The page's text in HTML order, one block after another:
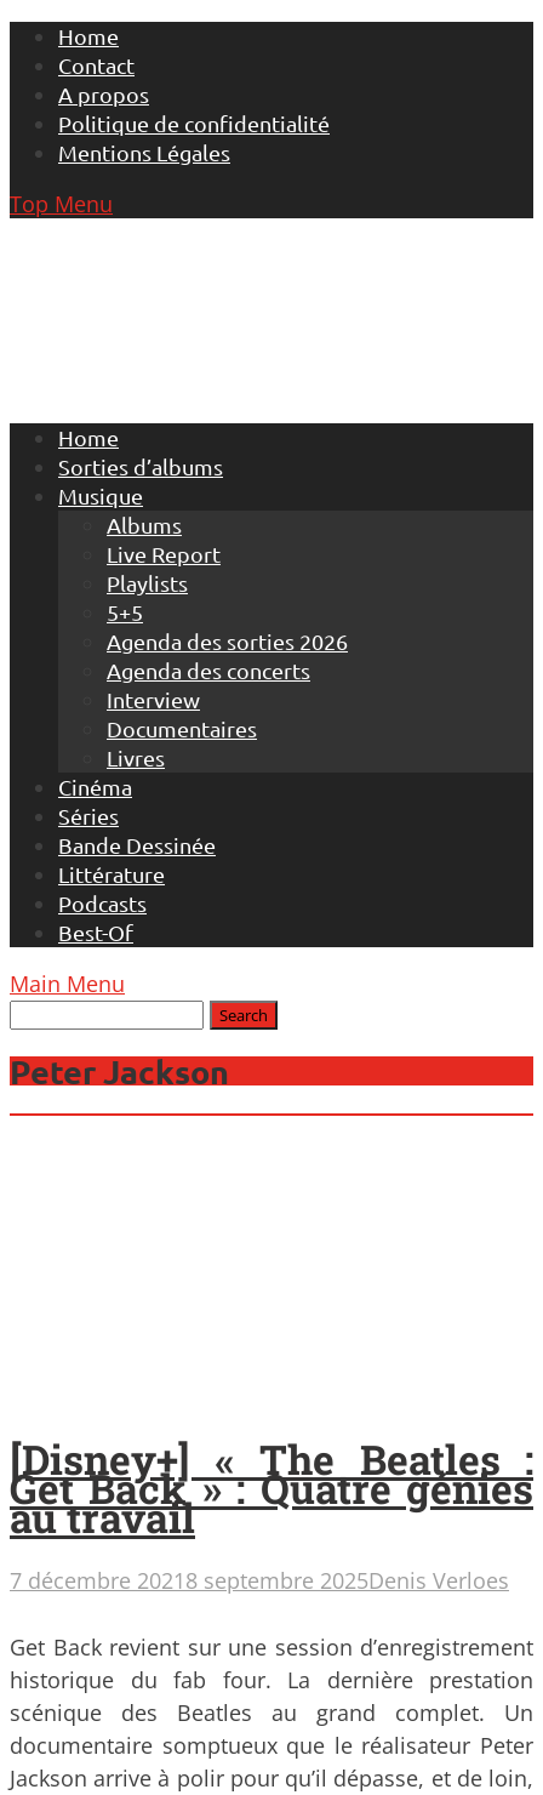
Skip
content
Home
Contact
A propos
Politique de confidentialité
Mentions Légales
Top Menu
Home
Sorties d’albums
Musique
Albums
Live Report
Playlists
5+5
Agenda des sorties 2026
Agenda des concerts
Interview
Documentaires
Livres
Cinéma
Séries
Bande Dessinée
Littérature
Podcasts
Best-Of
Main Menu
Peter Jackson
[Disney+] « The Beatles :
Get Back » : Quatre génies
au travail
7 décembre 20218 septembre 2025Denis Verloes
Get Back revient sur une session d’enregistrement
historique du fab four. La dernière prestation
scénique des Beatles au grand complet. Un
documentaire somptueux que le réalisateur Peter
Jackson arrive à polir pour qu’il dépasse, et de loin,